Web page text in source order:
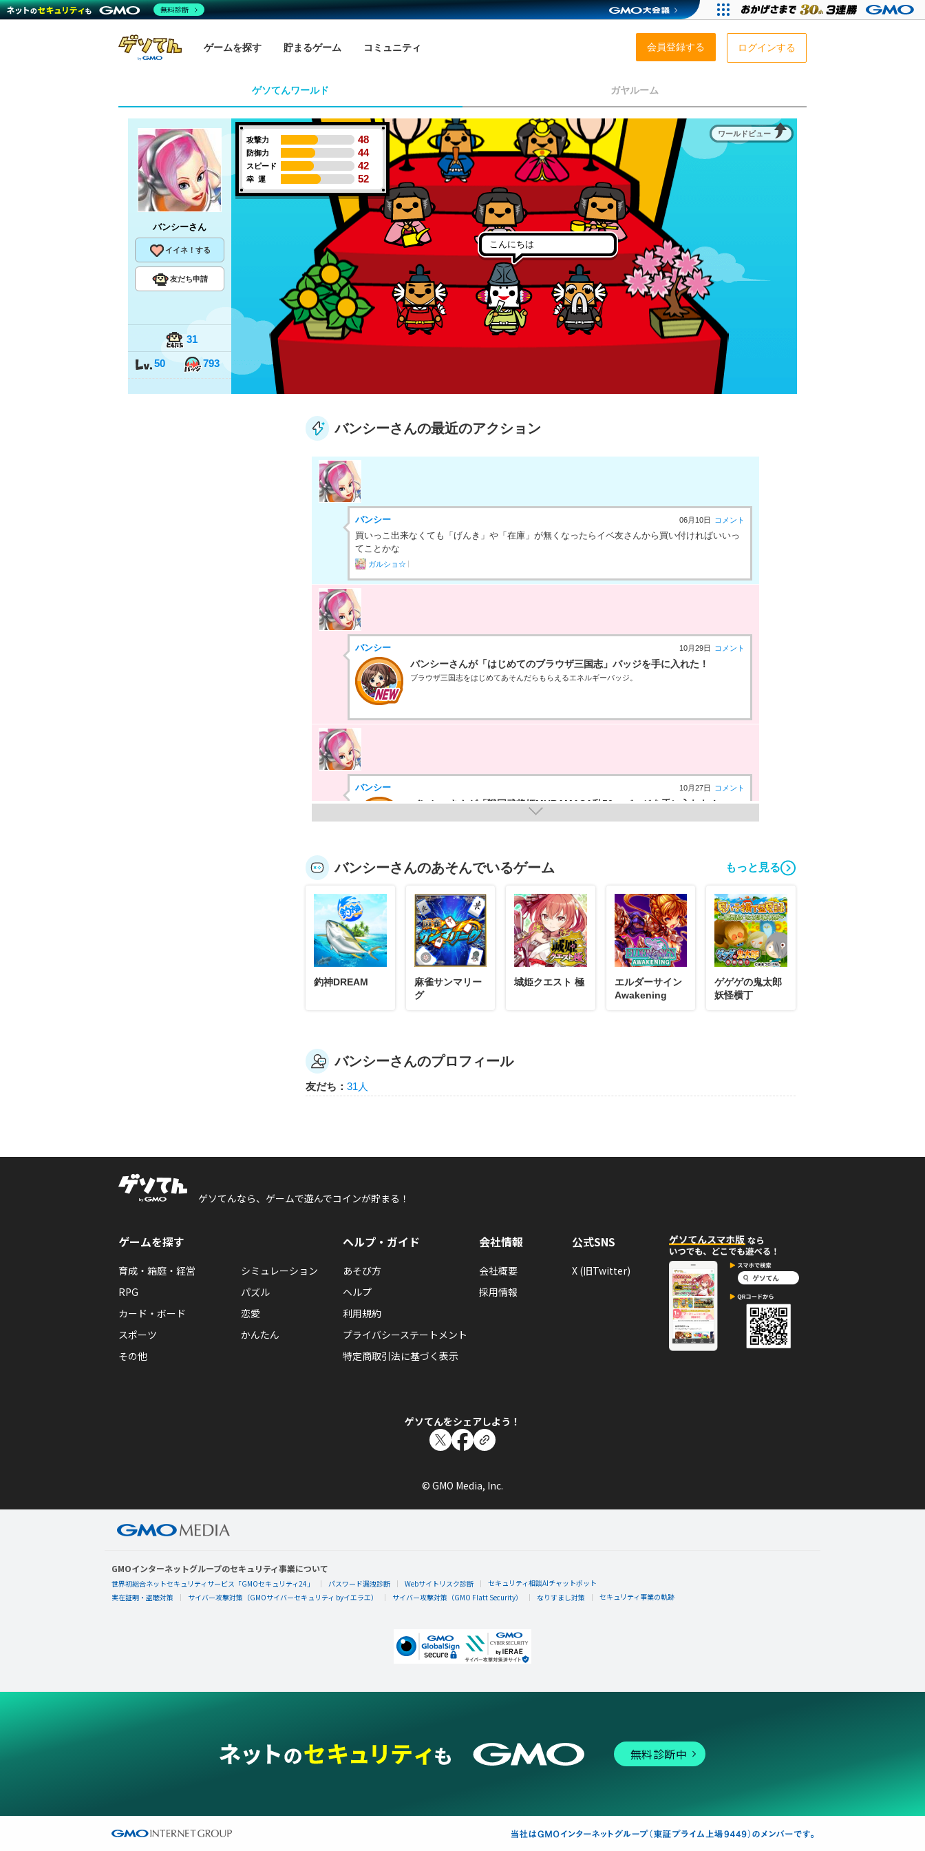
ゲームを探す 貯まるゲーム コミュニティ 会員登録する ログインする
ゲソてんワールド ガヤルーム
バンシーさん
イイネ！する
友だち申請
31
50 793
ワールドビュー
攻撃力 48
防御力 44
スピード 42
幸 運 52
こんにちは
バンシーさんの最近のアクション
バンシー 06月10日 コメント
買いっこ出来なくても「げんき」や「在庫」が無くなったらイベ友さんから買い付ければいいっ
てことかな
ガルショ☆
バンシー 10月29日 コメント
バンシーさんが「はじめてのブラウザ三国志」バッジを手に入れた！
ブラウザ三国志をはじめてあそんだらもらえるエネルギーバッジ。
バンシー 10月27日 コメント
バンシーさんが「戦国武将姫MURAMASA乱50」バッジを手に入れた！
戦国武将姫MURAMASA乱を50回あそんだらもらえるエネルギーバッジ。
バンシー 10月19日 コメント
バンシーさんが「魔女と神秘の薬5」バッジを手に入れた！
魔女と神秘の薬を5回あそんだらもらえるエネルギーバッジ。
バンシー
バハムートクライシス ゼロを50回あそんだらもらえるエネルギーバッジ。
ウォーバナーをはじめてあそんだらもらえるエネルギーバッジ。
コメント
バンシーさんが何か隠しバッジを手に入れたらしい！
バンシーさんが「はじめてのりっく☆じあ～す」バッジを手に入れた！
りっく☆じあ～すをはじめてあそんだらもらえるエネルギーバッジ。
バンシー 08月18日
バンシーさんのあそんでいるゲーム もっと見る
釣神DREAM
麻雀サンマリー
グ
城姫クエスト 極
エルダーサイン
Awakening
ゲゲゲの鬼太郎
妖怪横丁
バンシーさんのプロフィール
友だち： 31人
ゲソてんなら、ゲームで遊んでコインが貯まる！
ゲームを探す
育成・箱庭・経営
シミュレーション
RPG
パズル
カード・ボード
恋愛
スポーツ
かんたん
その他
ヘルプ・ガイド
あそび方
ヘルプ
利用規約
プライバシーステートメント
特定商取引法に基づく表示
会社情報
会社概要
採用情報
公式SNS
X (旧Twitter)
ゲソてんをシェアしよう！
© GMO Media, Inc.
GMOインターネットグループのセキュリティ事業について
世界初総合ネットセキュリティサービス「GMOセキュリティ24」 パスワード漏洩診断 Webサイトリスク診断
セキュリティ相談AIチャットボット
実在証明・盗聴対策
サイバー攻撃対策（GMOサイバーセキュリティ byイエラエ） サイバー攻撃対策（GMO Flatt Security） なりすまし対策 セキュリティ事業の軌跡
無料診断中
無料診断